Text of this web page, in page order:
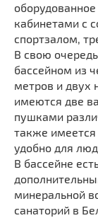
кабинетами с
спортзалом,
В свою
бассейном из
метров и двух
имеются две
пушками
также имеется
удобно для
В бассейне
минеральной
санаторий в